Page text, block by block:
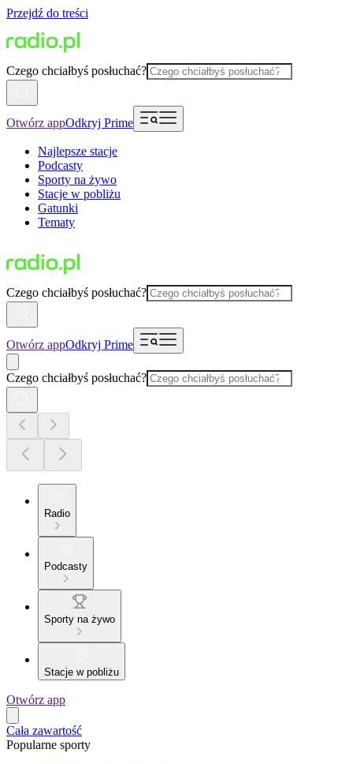
Przejdź do treści
Czego chciałbyś posłuchać?
Otwórz appOdkryj Prime
Najlepsze stacje
Podcasty
Sporty na żywo
Stacje w pobliżu
Gatunki
Tematy
Czego chciałbyś posłuchać?
Otwórz appOdkryj Prime
Czego chciałbyś posłuchać?
Radio
Podcasty
Sporty na żywo
Stacje w pobliżu
Otwórz app
Cała zawartość
Popularne sporty